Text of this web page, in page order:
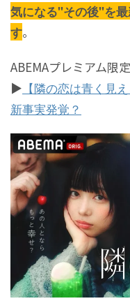
気になる"その後"を
す。
ABEMAプレミアム限
▶ 【隣の恋は青く見
新事実発覚？